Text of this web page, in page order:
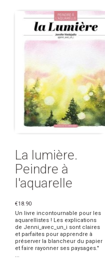
La lumière.
Peindre à
l'aquarelle
€18.90
Un livre incontournable pour les
aquarellistes ! Les explications
de Jenni_avec_un_i sont claires
et parfaites pour apprendre à
préserver la blancheur du papier
et faire rayonner ses paysages."
...